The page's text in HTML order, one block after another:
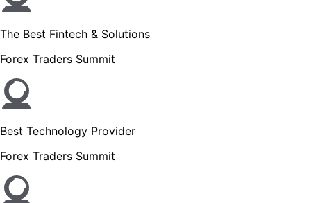
The Best Fintech & Solutions
Forex Traders Summit
Best Technology Provider
Forex Traders Summit